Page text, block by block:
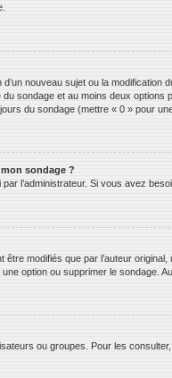
nouveau sujet ou la
sondage et au moins deux
du sondage (mettre « 0 » pour
sondage ?
l’administrateur. Si vous avez
modifiés que par l’auteur
une option ou supprimer le
ou groupes. Pour les